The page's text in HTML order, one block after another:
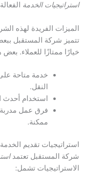
استراتيجيات الخدمة
الميزات الفريدة لهذه
تتميز شركة المستقبل
خيارًا ممتازًا للعملاء.
خدمة متاحة
النقل.
استخدام أحدث
فرق عمل
ممكنة.
استراتيجيات تقديم الخدمة
شركة المستقبل تعتمد
الاستراتيجيات تشمل: